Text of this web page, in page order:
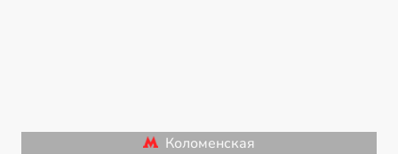
Коломенская